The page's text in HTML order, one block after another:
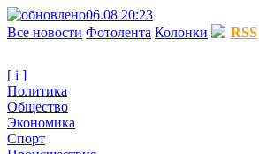
06.08 20:23
Все новости Фотолента Колонки RSS
[ i ]
Политика
Общество
Экономика
Спорт